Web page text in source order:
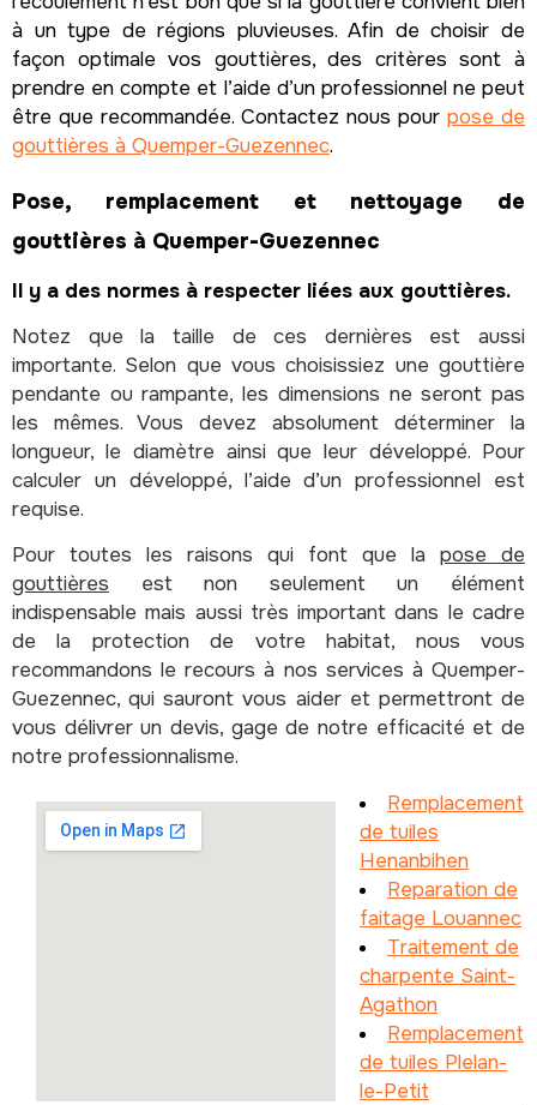
à un type de régions pluvieuses. Afin de choisir de
façon optimale vos gouttières, des critères sont à
prendre en compte et l’aide d’un professionnel ne peut
être que recommandée. Contactez nous pour pose de
gouttières à Quemper-Guezennec.
Pose, remplacement et nettoyage de
gouttières à Quemper-Guezennec
Il y a des normes à respecter liées aux gouttières.
Notez que la taille de ces dernières est aussi
importante. Selon que vous choisissiez une gouttière
pendante ou rampante, les dimensions ne seront pas
les mêmes. Vous devez absolument déterminer la
longueur, le diamètre ainsi que leur développé. Pour
calculer un développé, l’aide d’un professionnel est
requise.
Pour toutes les raisons qui font que la pose de
gouttières est non seulement un élément
indispensable mais aussi très important dans le cadre
de la protection de votre habitat, nous vous
recommandons le recours à nos services à Quemper-
Guezennec, qui sauront vous aider et permettront de
vous délivrer un devis, gage de notre efficacité et de
notre professionnalisme.
Remplacement
de tuiles
Henanbihen
Reparation de
faitage Louannec
Traitement de
charpente Saint-
Agathon
Remplacement
de tuiles Plelan-
le-Petit